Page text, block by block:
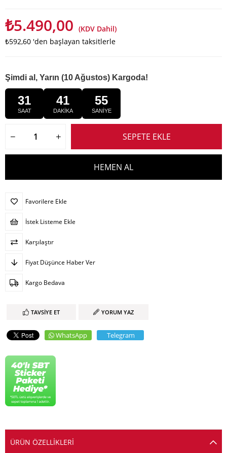
₺5.490,00 (KDV Dahil)
₺592,60 'den başlayan taksitlerle
Şimdi al, Yarın (10 Ağustos) Kargoda!
31
SAAT
41
DAKİKA
54
SANİYE
Favorilere Ekle
İstek Listeme Ekle
Karşılaştır
Fiyat Düşünce Haber Ver
Kargo Bedava
TAVSIYE ET YORUM YAZ
WhatsApp Telegram
ÜRÜN ÖZELLIKLERI